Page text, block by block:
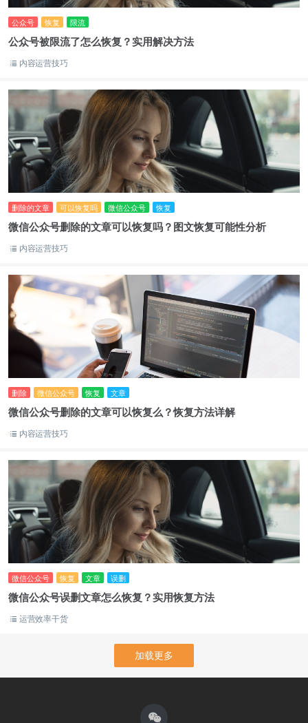
公众号 恢复 限流
公众号被限流了怎么恢复？实用解决方法
内容运营技巧
删除的文章 可以恢复吗 微信公众号 恢复
微信公众号删除的文章可以恢复吗？图文恢复可能性分析
内容运营技巧
删除 微信公众号 恢复 文章
微信公众号删除的文章可以恢复么？恢复方法详解
内容运营技巧
微信公众号 恢复 文章 误删
微信公众号误删文章怎么恢复？实用恢复方法
运营效率干货
加载更多